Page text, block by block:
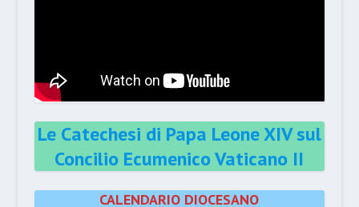
Le Catechesi di Papa Leone XIV sul
Concilio Ecumenico Vaticano II
CALENDARIO DIOCESANO